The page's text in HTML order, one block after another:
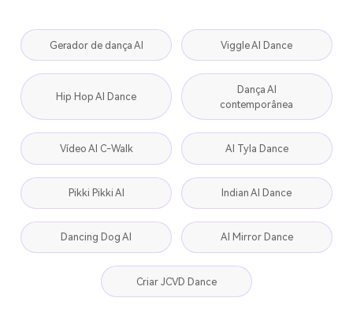
Gerador de dança AI Viggle AI Dance
Hip Hop AI Dance
Dança AI
contemporânea
Vídeo AI C-Walk AI Tyla Dance
Pikki Pikki AI Indian AI Dance
Dancing Dog AI AI Mirror Dance
Criar JCVD Dance